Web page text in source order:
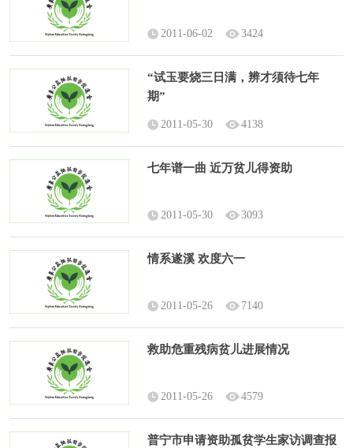
2011-06-02 3424
“试玉要烧三日满，辨才须待七年
期”
2011-05-30 4138
七年谱一曲 近万贫儿得资助
2011-05-30 3093
情系遂溪 欢度六一
2011-05-26 7140
救助危重残病贫儿进展情况
2011-05-26 4579
普宁市申请资助孤贫学生家访调查报